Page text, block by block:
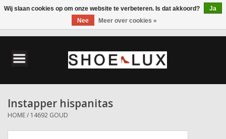
Herenschoenen
Accessoires
Instapper hispanitas
HOME/ 14692 GOUD
Wij slaan cookies op om onze website te verbeteren. Is dat akkoord?
Ja
Nee
Meer over cookies »